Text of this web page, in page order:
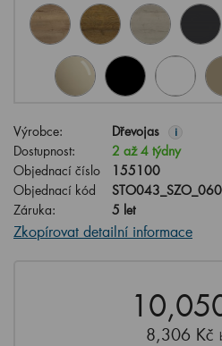
Výrobce: Dřevojas i
Dostupnost:
2 až 4 týdny
Objednací číslo
155100
Objednací kód
Záruka:
5 let
Zkopírovat detailní informace
8,306 Kč